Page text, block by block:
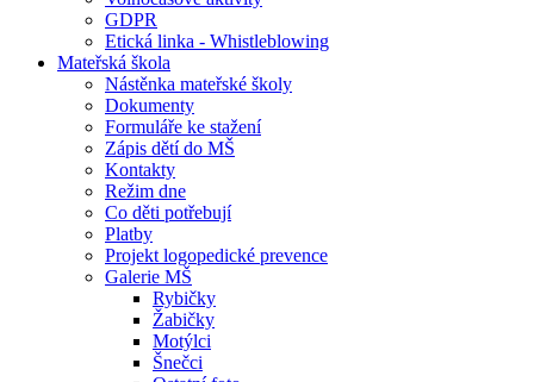
GDPR
Etická linka - Whistleblowing
Mateřská škola
Nástěnka mateřské školy
Dokumenty
Formuláře ke stažení
Zápis dětí do MŠ
Kontakty
Režim dne
Co děti potřebují
Platby
Projekt logopedické prevence
Galerie MŠ
Rybičky
Žabičky
Motýlci
Šnečci